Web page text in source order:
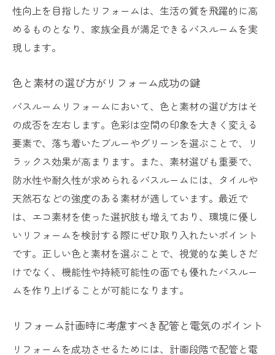
バスルームをリフォームして心地よい空間を手
に入れる
心地よさを追求するバスルームリフォーム
デザイン
リフォームで実現するリラクゼーション効
果の高い空間
バスルームの快適度を上げるリフォーム技
術
色彩と照明がリフォーム成功を左右する理
由
リフォームで作り出す居心地の良いバスル
ーム
リフォームでバスルームを癒しの場に変えるス
リフォームで取り入れたい癒しの香りと植
性向上を目指したリフォームは、生活の質を飛躍的に高
めるものとなり、家族全員が満足できるバスルームを実
現します。
色と素材の選び方がリフォーム成功の鍵
バスルームリフォームにおいて、色と素材の選び方はそ
の成否を左右します。色彩は空間の印象を大きく変える
要素で、落ち着いたブルーやグリーンを選ぶことで、リ
ラックス効果が高まります。また、素材選びも重要で、
防水性や耐久性が求められるバスルームには、タイルや
天然石などの強度のある素材が適しています。最近で
は、エコ素材を使った選択肢も増えており、環境に優し
いリフォームを検討する際にぜひ取り入れたいポイント
です。正しい色と素材を選ぶことで、視覚的な美しさだ
けでなく、機能性や持続可能性の面でも優れたバスルー
ムを作り上げることが可能になります。
リフォーム計画時に考慮すべき配管と電気のポイント
リフォームを成功させるためには、計画段階で配管と電